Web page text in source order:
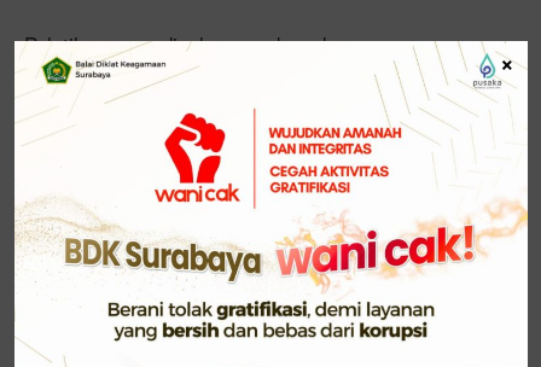
Pelatihan yang diselenggarakan dengan
menggabungkan pembelajaran
melalui zoom
dan offline
(tatap muka langsung di kelas) tersebut
dibuka dibuka melalui zoom. (20/03/2024).
Dalam arahannya, Kabalai berpesan agar semua
peserta mengikuti seluruh rangkaian pembelajaran
baikonlinemaupunoffline.Tujuannya agar
mendapatkan pemahaman yang utuh tentang materi
yang disampaikan narasumber.
×